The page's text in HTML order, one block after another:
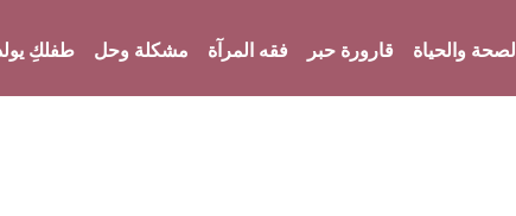
الصحة والحياة قارورة حبر فقه المرآة مشكلة وحل طفلكِ